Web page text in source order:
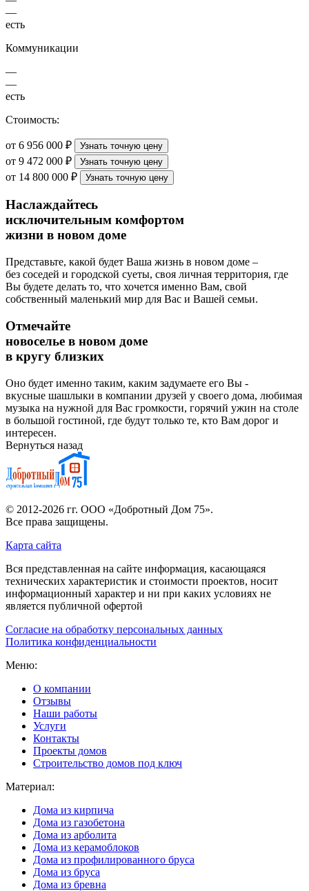
—
есть
Коммуникации
—
—
есть
Стоимость:
от 6 956 000 ₽ Узнать точную цену
от 9 472 000 ₽ Узнать точную цену
от 14 800 000 ₽ Узнать точную цену
Наслаждайтесь
исключительным комфортом
жизни в новом доме
Представьте, какой будет Ваша жизнь в новом доме –
без соседей и городской суеты, своя личная территория, где
Вы будете делать то, что хочется именно Вам, свой
собственный маленький мир для Вас и Вашей семьи.
Отмечайте
новоселье в новом доме
в кругу близких
Оно будет именно таким, каким задумаете его Вы -
вкусные шашлыки в компании друзей у своего дома, любимая
музыка на нужной для Вас громкости, горячий ужин на столе
в большой гостиной, где будут только те, кто Вам дорог и
интересен.
Вернуться назад
© 2012-2026 гг. ООО «Добротный Дом 75».
Все права защищены.
Карта сайта
Вся представленная на сайте информация, касающаяся
технических характеристик и стоимости проектов, носит
информационный характер и ни при каких условиях не
является публичной офертой
Согласие на обработку персональных данных
Политика конфиденциальности
Меню:
О компании
Отзывы
Наши работы
Услуги
Контакты
Проекты домов
Строительство домов под ключ
Материал:
Дома из кирпича
Дома из газобетона
Дома из арболита
Дома из керамоблоков
Дома из профилированного бруса
Дома из бруса
Дома из бревна